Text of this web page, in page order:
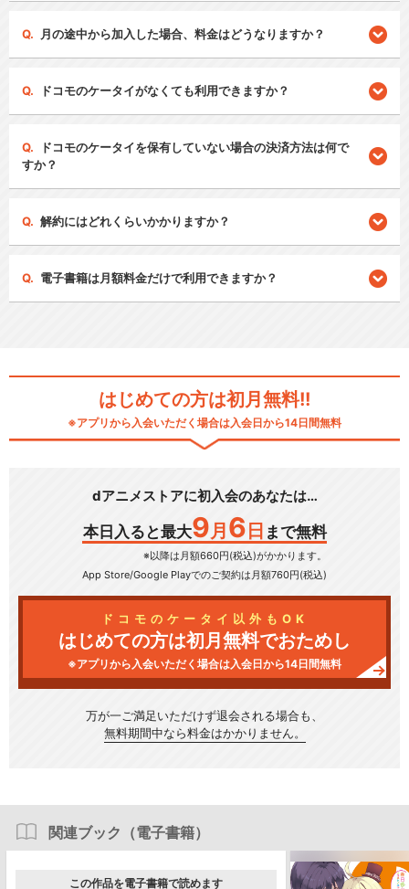
月の途中から加入した場合、料金はどうなりますか？
ドコモのケータイがなくても利用できますか？
ドコモのケータイを保有していない場合の決済方法は何で
すか？
解約にはどれくらいかかりますか？
電子書籍は月額料金だけで利用できますか？
はじめての方は初月無料!!
※アプリから入会いただく場合は入会日から14日間無料
dアニメストアに初入会のあなたは…
本日入ると最大9 月 6 日 まで無料
※以降は月額660円(税込)がかかります。
App Store/Google Playでのご契約は月額760円(税込)
ドコモのケータイ以外もOK
はじめての方は初月無料でおためし
※アプリから入会いただく場合は入会日から14日間無料
万が一ご満足いただけず退会される場合も、
無料期間中なら料金はかかりません。
関連ブック（電子書籍）
この作品を電子書籍で読めます